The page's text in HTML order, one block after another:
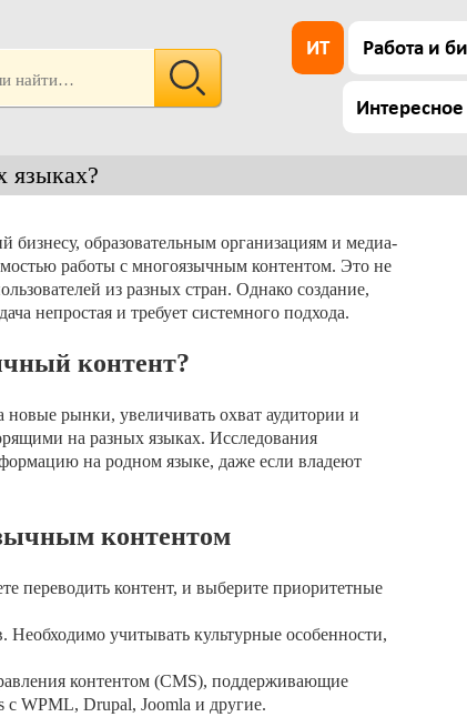
ИТ Работа и
Интересное
языках?
образовательным организациям и медиа-
работы с многоязычным контентом. Это не
из разных стран. Однако создание,
непростая и требует системного подхода.
контент?
рынки, увеличивать охват аудитории и
на разных языках. Исследования
на родном языке, даже если владеют
контентом
переводить контент, и выберите приоритетные
Необходимо учитывать культурные особенности,
контентом (CMS), поддерживающие
WPML, Drupal, Joomla и другие.